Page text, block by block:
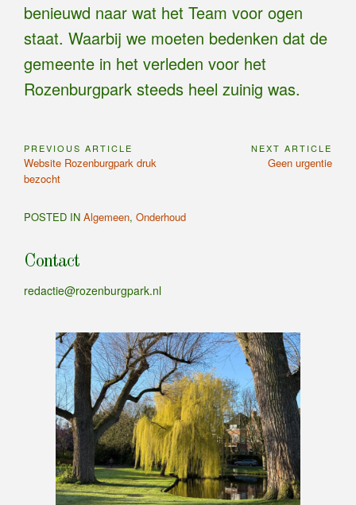
benieuwd naar wat het Team voor ogen
staat. Waarbij we moeten bedenken dat de
gemeente in het verleden voor het
Rozenburgpark steeds heel zuinig was.
Bericht
navigatie
PREVIOUS ARTICLE
Previous
Article:
Website Rozenburgpark druk
bezocht
NEXT ARTICLE
Next
Geen urgentie
POSTED IN Algemeen, Onderhoud
Contact
redactie@rozenburgpark.nl